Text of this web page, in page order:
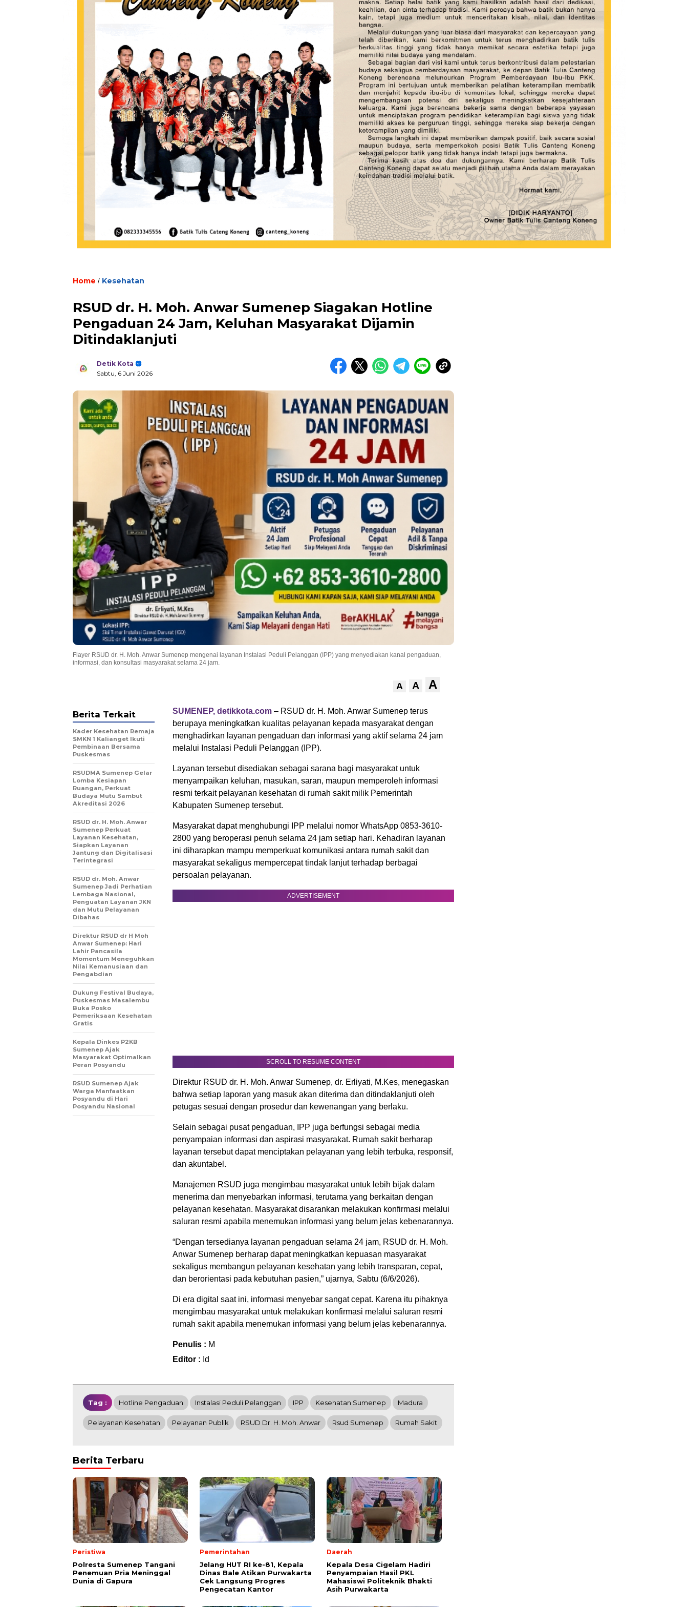
Home / Kesehatan
RSUD dr. H. Moh. Anwar Sumenep Siagakan Hotline
Pengaduan 24 Jam, Keluhan Masyarakat Dijamin
Ditindaklanjuti
Detik Kota
Sabtu, 6 Juni 2026
Flayer RSUD dr. H. Moh. Anwar Sumenep mengenai layanan Instalasi Peduli Pelanggan (IPP) yang menyediakan kanal pengaduan,
informasi, dan konsultasi masyarakat selama 24 jam.
A A A
SUMENEP, detikkota.com – RSUD dr. H. Moh. Anwar Sumenep terus
berupaya meningkatkan kualitas pelayanan kepada masyarakat dengan
menghadirkan layanan pengaduan dan informasi yang aktif selama 24 jam
melalui Instalasi Peduli Pelanggan (IPP).
Layanan tersebut disediakan sebagai sarana bagi masyarakat untuk
menyampaikan keluhan, masukan, saran, maupun memperoleh informasi
resmi terkait pelayanan kesehatan di rumah sakit milik Pemerintah
Kabupaten Sumenep tersebut.
Masyarakat dapat menghubungi IPP melalui nomor WhatsApp 0853-3610-
2800 yang beroperasi penuh selama 24 jam setiap hari. Kehadiran layanan
ini diharapkan mampu memperkuat komunikasi antara rumah sakit dan
masyarakat sekaligus mempercepat tindak lanjut terhadap berbagai
persoalan pelayanan.
ADVERTISEMENT
SCROLL TO RESUME CONTENT
Direktur RSUD dr. H. Moh. Anwar Sumenep, dr. Erliyati, M.Kes, menegaskan
bahwa setiap laporan yang masuk akan diterima dan ditindaklanjuti oleh
petugas sesuai dengan prosedur dan kewenangan yang berlaku.
Selain sebagai pusat pengaduan, IPP juga berfungsi sebagai media
penyampaian informasi dan aspirasi masyarakat. Rumah sakit berharap
layanan tersebut dapat menciptakan pelayanan yang lebih terbuka, responsif,
dan akuntabel.
Manajemen RSUD juga mengimbau masyarakat untuk lebih bijak dalam
menerima dan menyebarkan informasi, terutama yang berkaitan dengan
pelayanan kesehatan. Masyarakat disarankan melakukan konfirmasi melalui
saluran resmi apabila menemukan informasi yang belum jelas kebenarannya.
“Dengan tersedianya layanan pengaduan selama 24 jam, RSUD dr. H. Moh.
Anwar Sumenep berharap dapat meningkatkan kepuasan masyarakat
sekaligus membangun pelayanan kesehatan yang lebih transparan, cepat,
dan berorientasi pada kebutuhan pasien,” ujarnya, Sabtu (6/6/2026).
Di era digital saat ini, informasi menyebar sangat cepat. Karena itu pihaknya
mengimbau masyarakat untuk melakukan konfirmasi melalui saluran resmi
rumah sakit apabila menemukan informasi yang belum jelas kebenarannya.
Penulis : M
Editor : Id
Berita Terkait
Kader Kesehatan Remaja
SMKN 1 Kalianget Ikuti
Pembinaan Bersama
Puskesmas
RSUDMA Sumenep Gelar
Lomba Kesiapan
Ruangan, Perkuat
Budaya Mutu Sambut
Akreditasi 2026
RSUD dr. H. Moh. Anwar
Sumenep Perkuat
Layanan Kesehatan,
Siapkan Layanan
Jantung dan Digitalisasi
Terintegrasi
RSUD dr. Moh. Anwar
Sumenep Jadi Perhatian
Lembaga Nasional,
Penguatan Layanan JKN
dan Mutu Pelayanan
Dibahas
Direktur RSUD dr H Moh
Anwar Sumenep: Hari
Lahir Pancasila
Momentum Meneguhkan
Nilai Kemanusiaan dan
Pengabdian
Dukung Festival Budaya,
Puskesmas Masalembu
Buka Posko
Pemeriksaan Kesehatan
Gratis
Kepala Dinkes P2KB
Sumenep Ajak
Masyarakat Optimalkan
Peran Posyandu
RSUD Sumenep Ajak
Warga Manfaatkan
Posyandu di Hari
Posyandu Nasional
Tag : Hotline Pengaduan Instalasi Peduli Pelanggan IPP Kesehatan Sumenep Madura
Pelayanan Kesehatan Pelayanan Publik RSUD Dr. H. Moh. Anwar Rsud Sumenep Rumah Sakit
Berita Terbaru
Peristiwa
Polresta Sumenep Tangani
Penemuan Pria Meninggal
Dunia di Gapura
Pemerintahan
Jelang HUT RI ke-81, Kepala
Dinas Bale Atikan Purwakarta
Cek Langsung Progres
Pengecatan Kantor
Daerah
Kepala Desa Cigelam Hadiri
Penyampaian Hasil PKL
Mahasiswi Politeknik Bhakti
Asih Purwakarta